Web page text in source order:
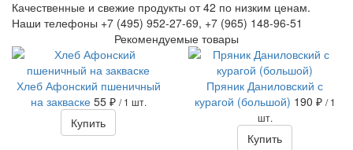
Качественные и свежие продукты от 42 по низким ценам.
Наши телефоны +7 (495) 952-27-69, +7 (965) 148-96-51
Рекомендуемые товары
Хлеб Афонский пшеничный
на закваске 55 ₽ / 1 шт.
Купить
Пряник Даниловский с
курагой (большой) 190 ₽ / 1
шт.
Купить